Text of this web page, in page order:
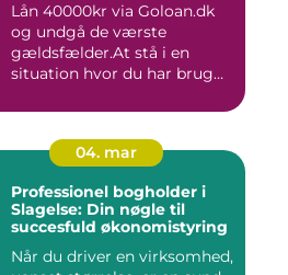
Lån 40000kr via Goloan.dk
og undgå de værste
gældsfælder.At stå i en
situation hvor du har brug
04. mar
Professionel bogholder i
Slagelse: Din nøgle til
succesfuld økonomistyring
Når du driver en virksomhed,